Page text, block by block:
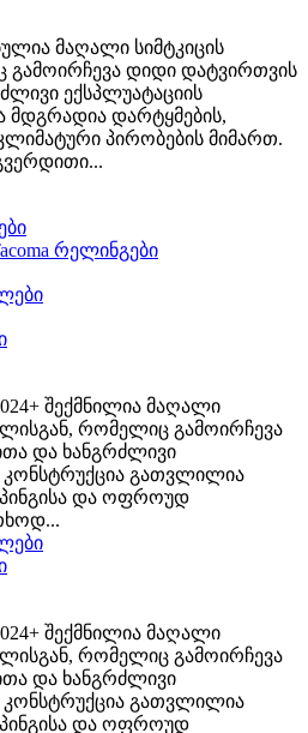
მაღალი სიმტკიცის
დიდი დატვირთვის
ექსპლუატაციის
მდგრადია დარტყმების,
პირობების მიმართ.
შექმნილია მაღალი
რომელიც გამოირჩევა
და ხანგრძლივი
კონსტრუქცია გათვლილია
და ოფროუდ
შექმნილია მაღალი
რომელიც გამოირჩევა
და ხანგრძლივი
კონსტრუქცია გათვლილია
და ოფროუდ